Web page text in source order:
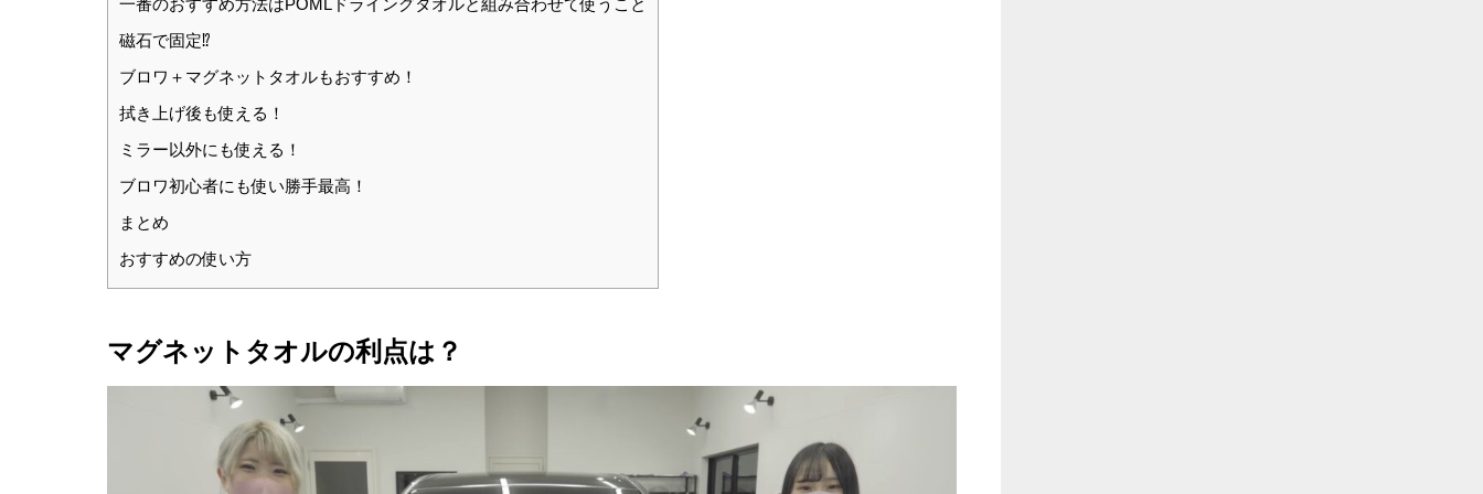
一番のおすすめ方法はPOMLドライングタオルと組み合わせて使うこと
磁石で固定⁉
ブロワ＋マグネットタオルもおすすめ！
拭き上げ後も使える！
ミラー以外にも使える！
ブロワ初心者にも使い勝手最高！
まとめ
おすすめの使い方
マグネットタオルの利点は？